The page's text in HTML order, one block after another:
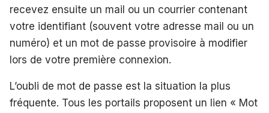
recevez ensuite un mail ou un courrier contenant
votre identifiant (souvent votre adresse mail ou un
numéro) et un mot de passe provisoire à modifier
lors de votre première connexion.
L’oubli de mot de passe est la situation la plus
fréquente. Tous les portails proposent un lien « Mot